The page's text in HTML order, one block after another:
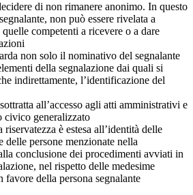
di non rimanere anonimo. In questo
non può essere rivelata a
competenti a ricevere o a dare
non solo il nominativo del segnalante
della segnalazione dai quali si
indirettamente, l’identificazione del
all’accesso agli atti amministrativi e
civico generalizzato
è estesa all’identità delle
delle persone menzionate nella
conclusione dei procedimenti avviati in
nel rispetto delle medesime
favore della persona segnalante